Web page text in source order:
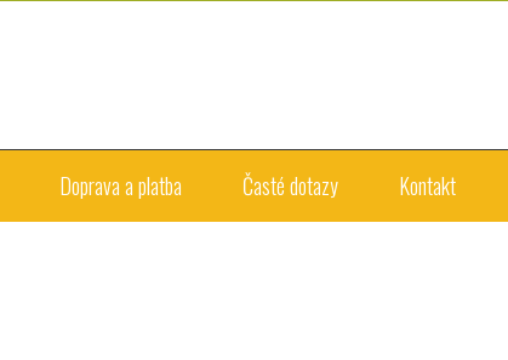
Doprava a platba Časté dotazy Kontakt